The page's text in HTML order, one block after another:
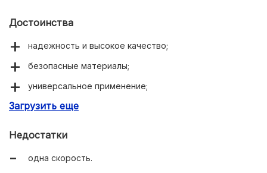
Достоинства
надежность и высокое качество;
безопасные материалы;
универсальное применение;
подходит для любых продуктов;
Загрузить еще
Недостатки
одна скорость.